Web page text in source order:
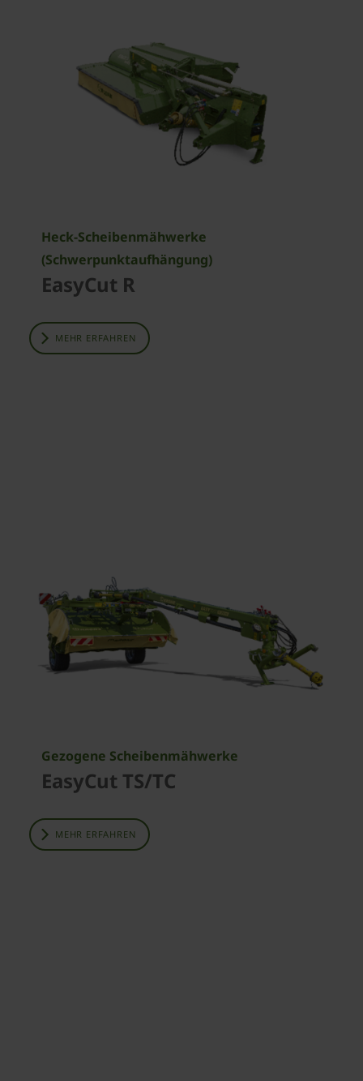
Heck-Scheibenmähwerke
(Schwerpunktaufhängung)
EasyCut R
MEHR ERFAHREN
Gezogene Scheibenmähwerke
EasyCut TS/TC
MEHR ERFAHREN